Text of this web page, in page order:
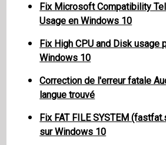
Fix Microsoft Compatibility
Usage en Windows 10
Fix High CPU and Disk usage
Windows 10
Correction de l'erreur fatale
langue trouvé
Fix FAT FILE SYSTEM
sur Windows 10